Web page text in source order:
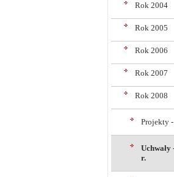
Rok 2004
Rok 2005
Rok 2006
Rok 2007
Rok 2008
Projekty
Uchwały
r.